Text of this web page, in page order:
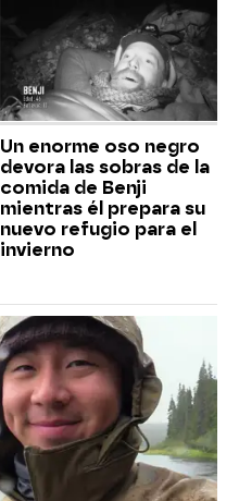
Un enorme oso negro
devora las sobras de la
comida de Benji
mientras él prepara su
nuevo refugio para el
invierno